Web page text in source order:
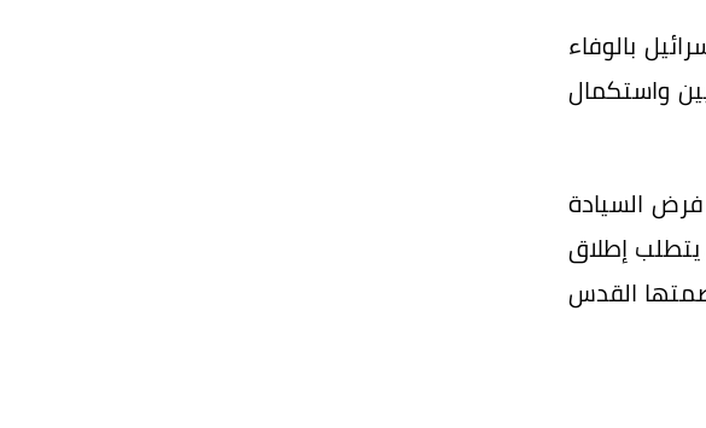
بالوفاء
واستكمال
السيادة
يتطلب إطلاق
الدولة الفلسطينية المستقلة على حدود عام 1967 وعاصمتها القدس